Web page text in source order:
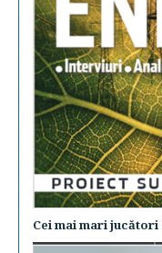
Cei mai mari jucători